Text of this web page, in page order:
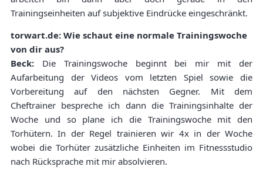
Trainingseinheiten auf subjektive Eindrücke eingeschränkt.
torwart.de: Wie schaut eine normale Trainingswoche
von dir aus?
Beck: Die Trainingswoche beginnt bei mir mit der
Aufarbeitung der Videos vom letzten Spiel sowie die
Vorbereitung auf den nächsten Gegner. Mit dem
Cheftrainer bespreche ich dann die Trainingsinhalte der
Woche und so plane ich die Trainingswoche mit den
Torhütern. In der Regel trainieren wir 4x in der Woche
wobei die Torhüter zusätzliche Einheiten im Fitnessstudio
nach Rücksprache mit mir absolvieren.